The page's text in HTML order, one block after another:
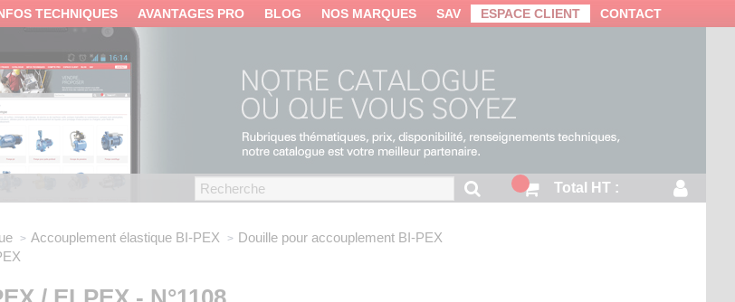
TECHNIQUES AVANTAGES PRO BLOG NOS MARQUES SAV ESPACE CLIENT CONTACT
Total HT :
Accouplement élastique BI-PEX Douille pour accouplement BI-PEX